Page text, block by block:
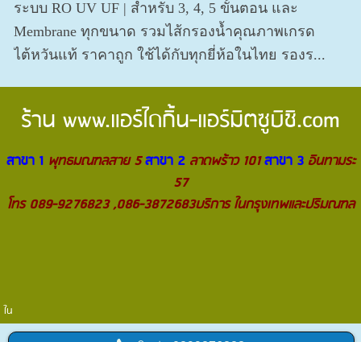
ระบบ RO UV UF | สำหรับ 3, 4, 5 ขั้นตอน และ
Membrane ทุกขนาด รวมไส้กรองน้ำคุณภาพเกรด
ไต้หวันแท้ ราคาถูก ใช้ได้กับทุกยี่ห้อในไทย รองร...
ร้าน www.แอร์ไดกิ้น-แอร์มิตซูบิชิ.com
สาขา 1พุทธมณฑลสาย 5 สาขา 2ลาดพร้าว 101 สาขา 3 อินทามระ
57
โทร 089-9276823 ,086-3872683บริการ ในกรุงเทพและปริมณฑล
ใน